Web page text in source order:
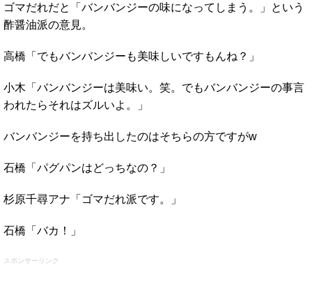
ゴマだれだと「バンバンジーの味になってしまう。」という
酢醤油派の意見。
高橋「でもバンバンジーも美味しいですもんね？」
小木「バンバンジーは美味い。笑。でもバンバンジーの事言
われたらそれはズルいよ。」
バンバンジーを持ち出したのはそちらの方ですがw
石橋「パグパンはどっちなの？」
杉原千尋アナ「ゴマだれ派です。」
石橋「バカ！」
スポンサーリンク